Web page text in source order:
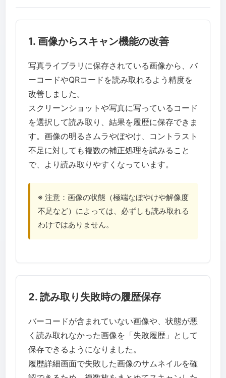
1. 画像からスキャン機能の改善
写真ライブラリに保存されている画像から、バ
ーコードやQRコードを読み取れるよう精度を
改善しました。
スクリーンショットや写真に写っているコード
を選択して読み取り、結果を履歴に保存できま
す。画像の明るさムラやぼやけ、コントラスト
不足に対しても複数の補正処理を試みること
で、より読み取りやすくなっています。
※ 注意：画像の状態（極端なぼやけや解像度
不足など）によっては、必ずしも読み取れる
わけではありません。
2. 読み取り失敗時の履歴保存
バーコードが含まれていない画像や、状態が悪
く読み取れなかった画像を「失敗履歴」として
保存できるようになりました。
履歴詳細画面で失敗した画像のサムネイルを確